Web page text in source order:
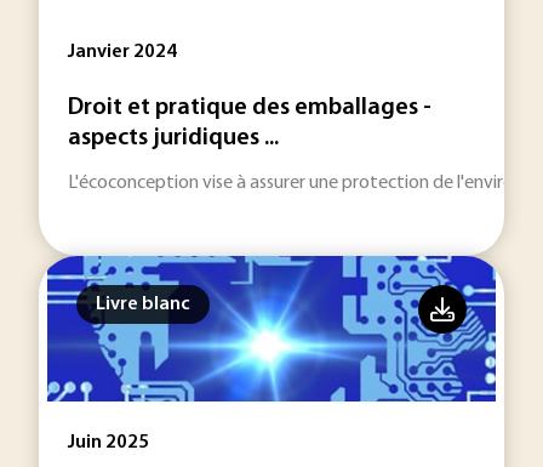
Janvier 2024
Droit et pratique des emballages -
aspects juridiques ...
L'écoconception vise à assurer une protection de
Livre blanc
Juin 2025